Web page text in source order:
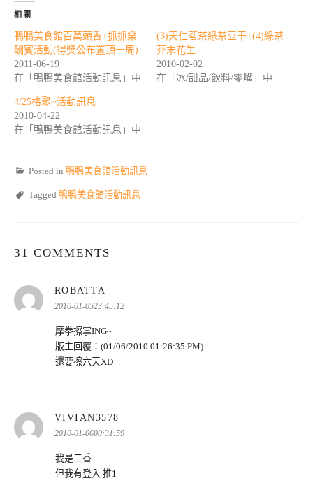
相關
鴨鴨美食館百萬頭香+抓抓樂
酬賓活動(得獎公布置頂一周)
2011-06-19
在「鴨鴨美食館活動訊息」中
(3)天仁茗茶綠茶豆干+(4)綠茶
芥末花生
2010-02-02
在「冰/甜品/飲料/零嘴」中
4/25格聚~活動訊息
2010-04-22
在「鴨鴨美食館活動訊息」中
Posted in 鴨鴨美食館活動訊息
Tagged 鴨鴨美食館活動訊息
31 COMMENTS
ROBATTA
示:
2010-01-0523:45:12
摩拳擦掌ING~
版主回覆：(01/06/2010 01:26:35 PM)
還要擦六天XD
VIVIAN3578
示:
2010-01-0600:31:59
我是二香…
但我有登入 推1